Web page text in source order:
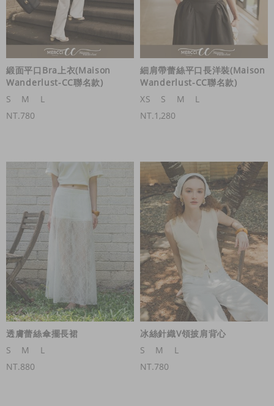
緞面平口Bra上衣(Maison
Wanderlust-CC聯名款)
S
M
L
NT.780
細肩帶蕾絲平口長洋裝(Maison
Wanderlust-CC聯名款)
XS
S M
L
NT.1,280
透膚蕾絲傘擺長裙
S
M
L
NT.880
冰絲針織V領披肩背心
S
M
L
NT.780